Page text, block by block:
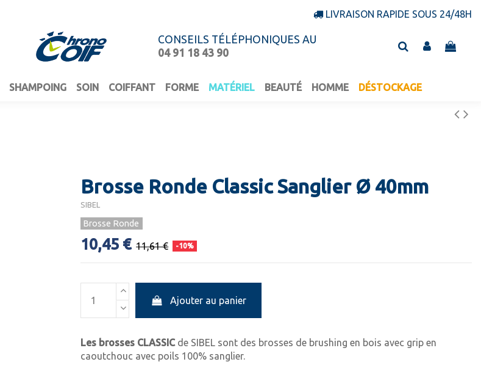
LIVRAISON RAPIDE SOUS 24/48H
CONSEILS TÉLÉPHONIQUES AU
04 91 18 43 90
SHAMPOING SOIN COIFFANT FORME MATÉRIEL BEAUTÉ HOMME DÉSTOCKAGE
Brosse Ronde Classic Sanglier Ø 40mm
SIBEL
Brosse Ronde
10,45 € 11,61 € -10%
Ajouter au panier
Les brosses CLASSICde SIBEL sont des brosses de brushing en bois avec grip en
caoutchouc avec poils 100% sanglier.